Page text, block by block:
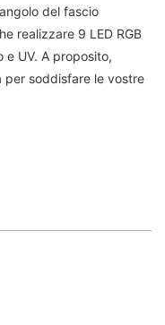
del fascio
realizzare 9 LED RGB
UV. A proposito,
per soddisfare le vostre